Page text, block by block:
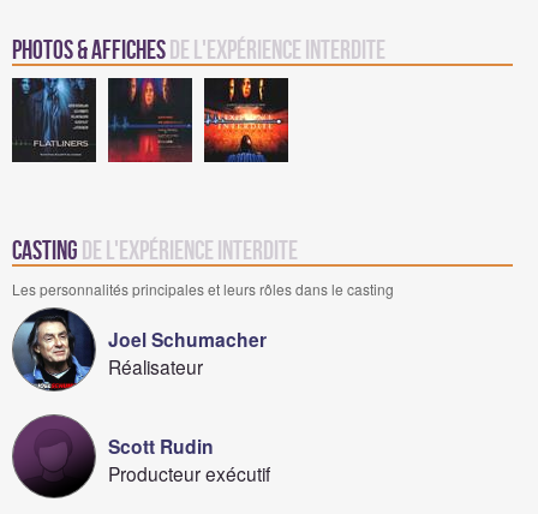
Photos & Affichesde L'expérience interdite
Casting de L'expérience interdite
Les personnalités principales et leurs rôles dans le casting
Joel Schumacher
Réalisateur
Scott Rudin
Producteur exécutif